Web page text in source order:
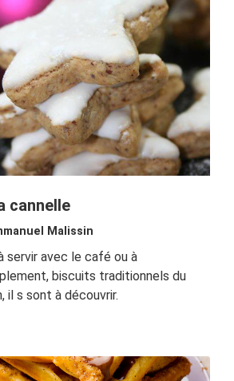
cannelle
Malissin
servir avec le café ou à
biscuits traditionnels du
il s sont à découvrir.